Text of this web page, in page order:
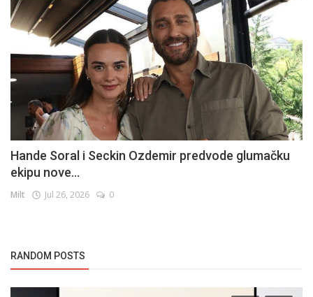
Hande Soral i Seckin Ozdemir predvode glumačku
ekipu nove...
Milt Jul 26, 2026 0
RANDOM POSTS